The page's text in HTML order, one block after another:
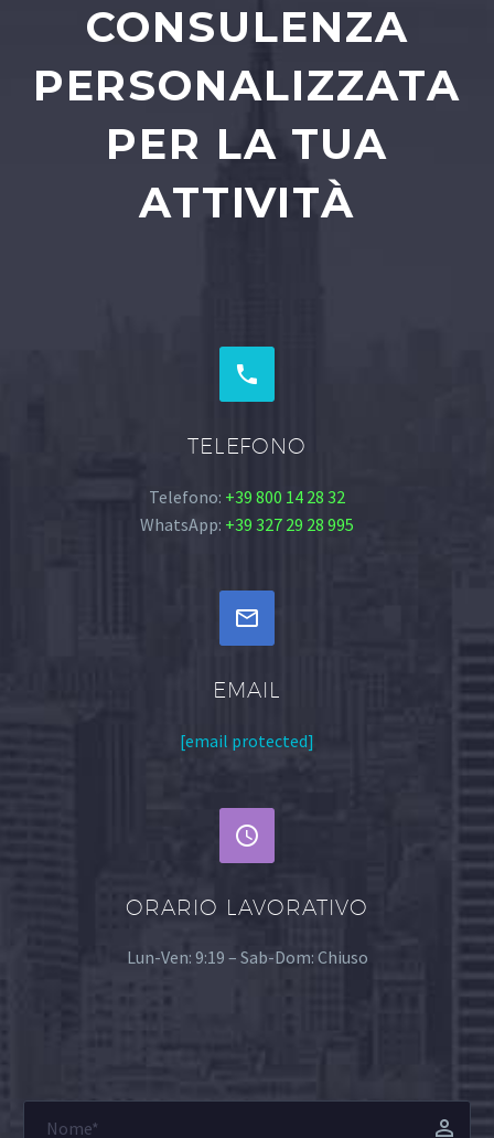
CONSULENZA
PERSONALIZZATA
PER LA TUA
ATTIVITÀ


TELEFONO
Telefono: +39 800 14 28 32
WhatsApp: +39 327 29 28 995


EMAIL
[email protected]


ORARIO LAVORATIVO
Lun-Ven: 9:19 – Sab-Dom: Chiuso